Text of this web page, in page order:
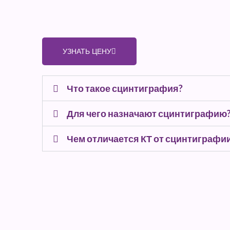
УЗНАТЬ ЦЕНУ
Что такое сцинтиграфия?
Для чего назначают
Чем отличается КТ от